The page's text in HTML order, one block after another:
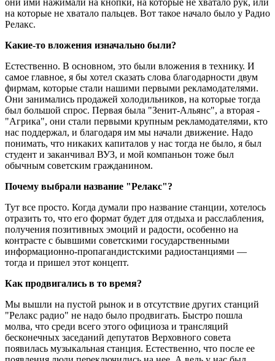
на которые не хватало пальцев. Вот такое начало было у Радио
Релакс.
Какие-то вложения изначально были?
Естественно. В основном, это были вложения в технику. И
самое главное, я бы хотел сказать слова благодарности двум
фирмам, которые стали нашими первыми рекламодателями.
Они занимались продажей холодильников, на которые тогда
был большой спрос. Первая была "Зенит-Альянс", а вторая -
"Агрика", они стали первыми крупным рекламодателями, кто
нас поддержал, и благодаря им мы начали движение. Надо
понимать, что никаких капиталов у нас тогда не было, я был
студент и заканчивал ВУЗ, и мой компаньон тоже был
обычным советским гражданином.
Почему выбрали название "Релакс"?
Тут все просто. Когда думали про название станции, хотелось
отразить то, что его формат будет для отдыха и расслабления,
получения позитивных эмоций и радости, особенно на
контрасте с бывшими советскими государственными
информационно-пропагандистскими радиостанциями —
тогда и пришел этот концепт.
Как продвигались в то время?
Мы вышли на пустой рынок и в отсутствие других станций
"Релакс радио" не надо было продвигать. Быстро пошла
молва, что среди всего этого официоза и трансляций
бесконечных заседаний депутатов Верховного совета
появилась музыкальная станция. Естественно, что после ее